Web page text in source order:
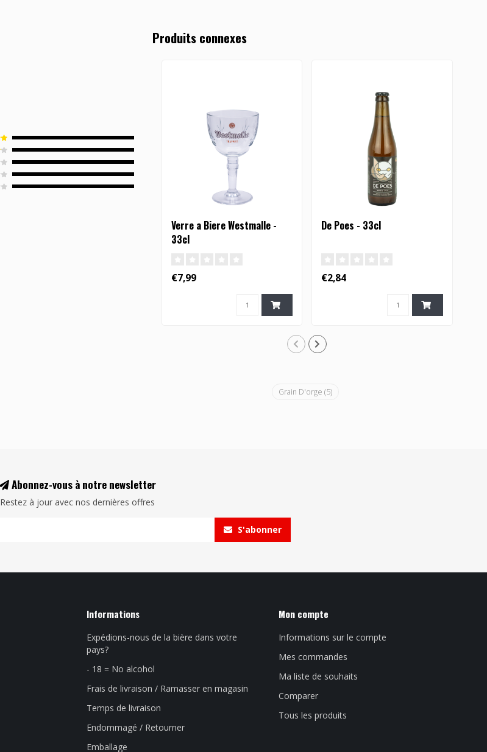
Produits connexes
Verre a Biere Westmalle -
33cl
€7,99
De Poes - 33cl
€2,84
Grain D'orge (5)
Abonnez-vous à notre newsletter
Restez à jour avec nos dernières offres
S'abonner
Informations
Expédions-nous de la bière dans votre
pays?
- 18 = No alcohol
Frais de livraison / Ramasser en magasin
Temps de livraison
Endommagé / Retourner
Emballage
Mon compte
Informations sur le compte
Mes commandes
Ma liste de souhaits
Comparer
Tous les produits